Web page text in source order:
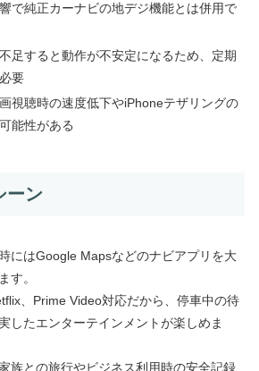
で純正カーナビの地デジ機能とは併用で
足すると動作が不安定になるため、定期
要
視聴時の速度低下やiPhoneテザリングの
能性がある
ーン
にはGoogle Mapsなどのナビアプリを大
す。
、Prime Video対応だから、停車中の待
したエンターテインメントが楽しめま
族との旅行やビジネス利用時の安全記録